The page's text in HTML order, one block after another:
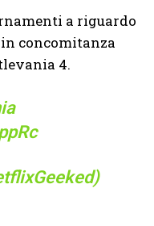
a riguardo
concomitanza
4.